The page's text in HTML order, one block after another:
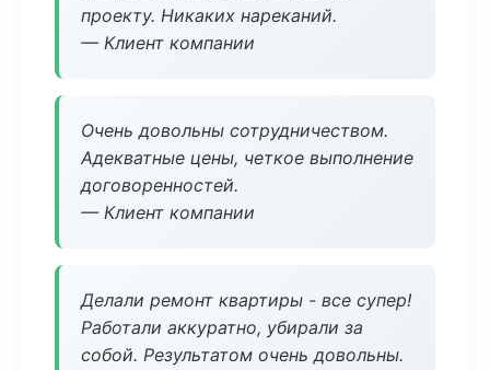
проекту. Никаких нареканий.
— Клиент компании
Очень довольны сотрудничеством.
Адекватные цены, четкое выполнение
договоренностей.
— Клиент компании
Делали ремонт квартиры - все супер!
Работали аккуратно, убирали за
собой. Результатом очень довольны.